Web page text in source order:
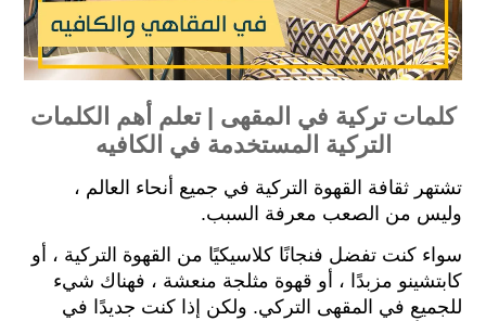
كلمات تركية في المقهى | تعلم أهم الكلمات
التركية المستخدمة في الكافيه
تشتهر ثقافة القهوة التركية في جميع أنحاء العالم ،
وليس من الصعب معرفة السبب.
سواء كنت تفضل فنجانًا كلاسيكيًا من القهوة التركية ، أو
كابتشينو مزبدًا ، أو قهوة مثلجة منعشة ، فهناك شيء
للجميع في المقهى التركي. ولكن إذا كنت جديدًا في